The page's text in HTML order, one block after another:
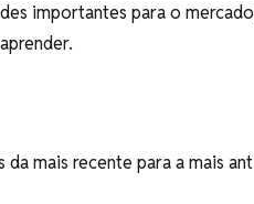
importantes para o
mais recente para a mais